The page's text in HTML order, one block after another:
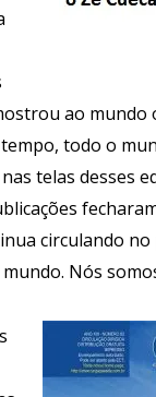
ao
todo o
telas desses
circulando no
Nós